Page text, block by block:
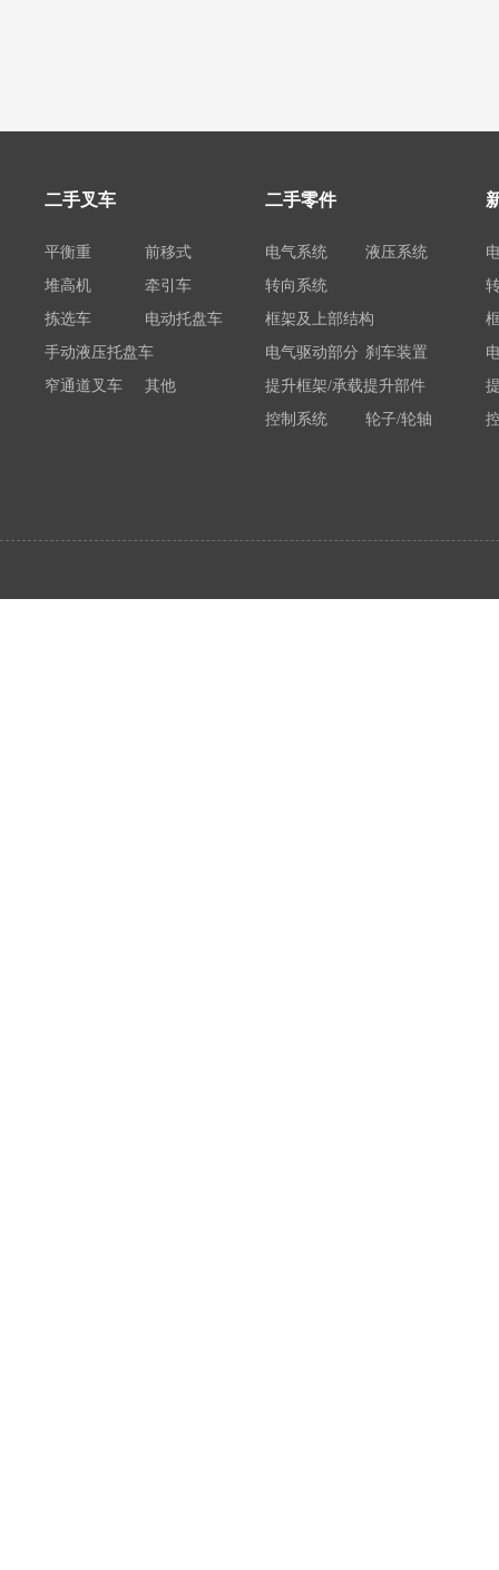
二手叉车
平衡重
前移式
堆高机
牵引车
拣选车
电动托盘车
手动液压托盘车
窄通道叉车
其他
二手零件
电气系统
液压系统
转向系统
框架及上部结构
电气驱动部分 刹车装置
提升框架/承载提升部件
控制系统
轮子/轮轴